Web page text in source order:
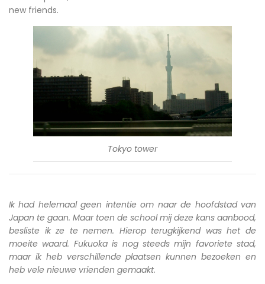
new friends.
Tokyo tower
Ik had helemaal geen intentie om naar de hoofdstad van
Japan te gaan. Maar toen de school mij deze kans aanbood,
besliste ik ze te nemen. Hierop terugkijkend was het de
moeite waard. Fukuoka is nog steeds mijn favoriete stad,
maar ik heb verschillende plaatsen kunnen bezoeken en
heb vele nieuwe vrienden gemaakt.